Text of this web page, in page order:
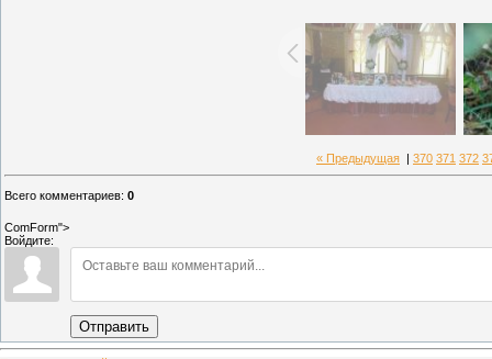
« Предыдущая 370 371 372
Всего комментариев: 0
ComForm">
Войдите:
Отправить